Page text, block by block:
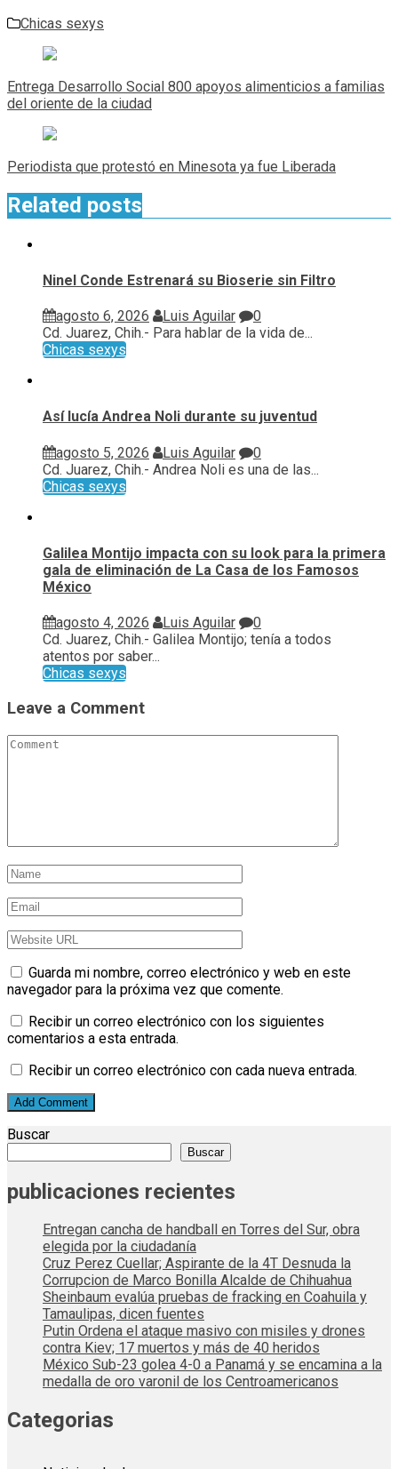
Chicas sexys
Navegación
de
entradas
Entrega Desarrollo Social 800 apoyos alimenticios a familias
del oriente de la ciudad
Periodista que protestó en Minesota ya fue Liberada
Related posts
Ninel Conde Estrenará su Bioserie sin Filtro
agosto 6, 2026 Luis Aguilar
0
Cd. Juarez, Chih.- Para hablar de la vida de...
Chicas sexys
Así lucía Andrea Noli durante su juventud
agosto 5, 2026 Luis Aguilar
0
Cd. Juarez, Chih.- Andrea Noli es una de las...
Chicas sexys
Galilea Montijo impacta con su look para la primera
gala de eliminación de La Casa de los Famosos
México
agosto 4, 2026 Luis Aguilar
0
Cd. Juarez, Chih.- Galilea Montijo; tenía a todos
atentos por saber...
Chicas sexys
Leave a Comment
Guarda mi nombre, correo electrónico y web en este
navegador para la próxima vez que comente.
Recibir un correo electrónico con los siguientes
comentarios a esta entrada.
Recibir un correo electrónico con cada nueva entrada.
Buscar
Buscar
publicaciones recientes
Entregan cancha de handball en Torres del Sur, obra
elegida por la ciudadanía
Cruz Perez Cuellar; Aspirante de la 4T Desnuda la
Corrupcion de Marco Bonilla Alcalde de Chihuahua
Sheinbaum evalúa pruebas de fracking en Coahuila y
Tamaulipas, dicen fuentes
Putin Ordena el ataque masivo con misiles y drones
contra Kiev; 17 muertos y más de 40 heridos
México Sub-23 golea 4-0 a Panamá y se encamina a la
medalla de oro varonil de los Centroamericanos
Categorias